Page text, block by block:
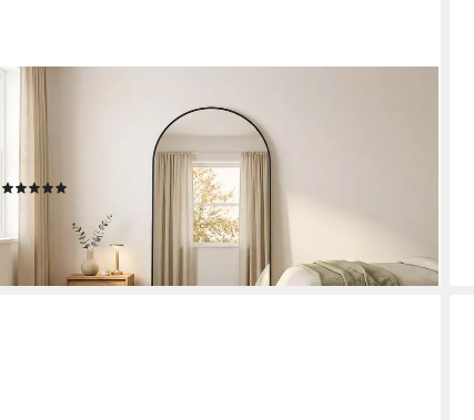
Ganzkörperspiegel ONIRIQUE XXL Standspiegel 190 x 110
cm Anlehnspiegel in schwarz, mit verstärkter Rückseite &
Aufhängevorrichtung
-19%
lieferbar - in 2-3 Werktagen bei dir